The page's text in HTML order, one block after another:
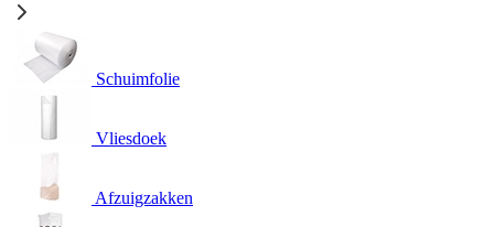
Schuimfolie
Vliesdoek
Afzuigzakken